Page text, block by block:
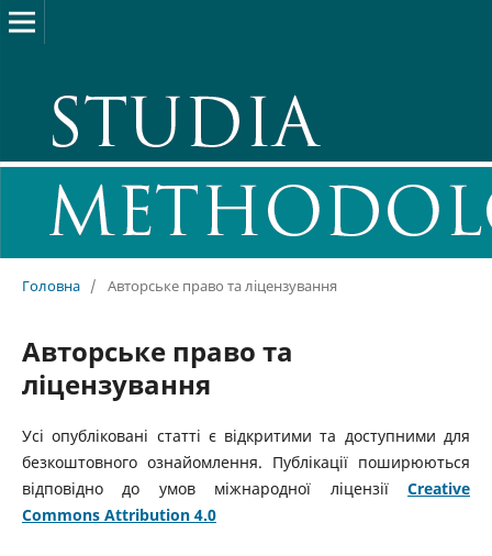
Головна / Авторське право та ліцензування
Авторське право та
ліцензування
Усі опубліковані статті є відкритими та доступними для
безкоштовного ознайомлення. Публікації поширюються
відповідно до умов міжнародної ліцензіїCreative
Commons Attribution 4.0